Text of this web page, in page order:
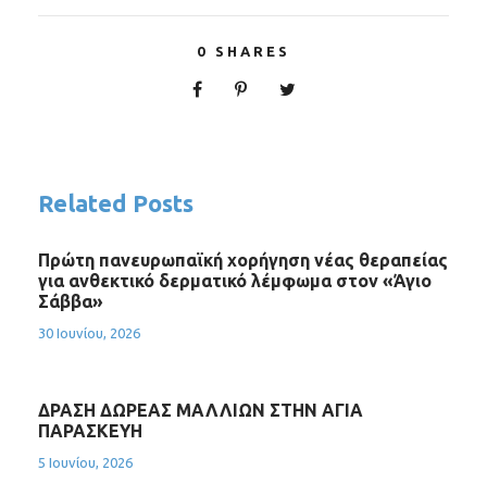
0 SHARES
Related Posts
Πρώτη πανευρωπαϊκή χορήγηση νέας θεραπείας
για ανθεκτικό δερματικό λέμφωμα στον «Άγιο
Σάββα»
30 Ιουνίου, 2026
ΔΡΑΣΗ ΔΩΡΕΑΣ ΜΑΛΛΙΩΝ ΣΤΗΝ ΑΓΙΑ
ΠΑΡΑΣΚΕΥΗ
5 Ιουνίου, 2026